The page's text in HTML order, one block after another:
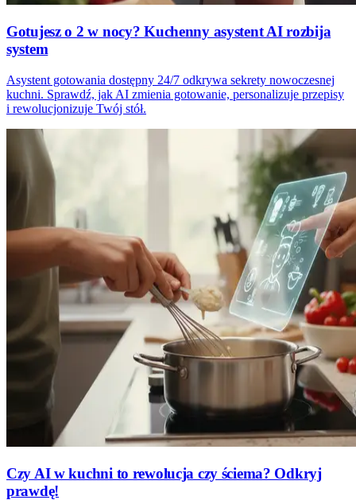
Gotujesz o 2 w nocy? Kuchenny asystent AI rozbija
system
Asystent gotowania dostępny 24/7 odkrywa sekrety nowoczesnej
kuchni. Sprawdź, jak AI zmienia gotowanie, personalizuje przepisy
i rewolucjonizuje Twój stół.
Czy AI w kuchni to rewolucja czy ściema? Odkryj
prawdę!